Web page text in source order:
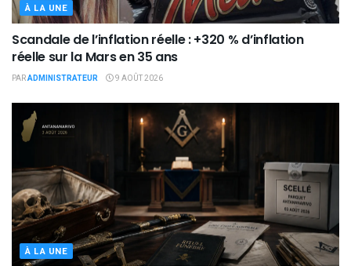
À LA UNE
Scandale de l’inflation réelle : +320 % d’inflation
réelle sur la Mars en 35 ans
PARADMINISTRATEUR 9 AOÛT 2026
À LA UNE